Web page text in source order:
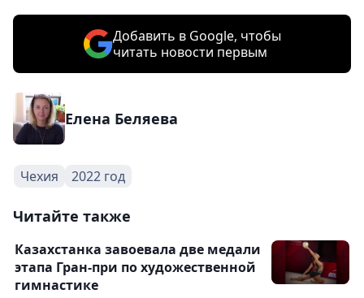
Добавить в Google, чтобы
читать новости первым
Елена Беляева
Чехия 2022 год
Читайте также
Казахстанка завоевала две медали
этапа Гран-при по художественной
гимнастике